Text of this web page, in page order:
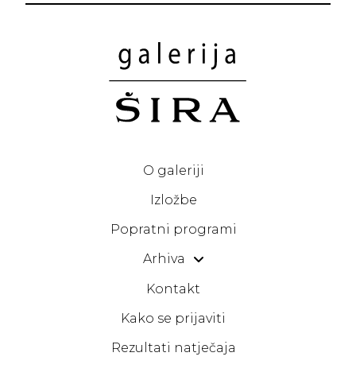
O galeriji
Izložbe
Popratni programi
Arhiva
Kontakt
Kako se prijaviti
Rezultati natječaja